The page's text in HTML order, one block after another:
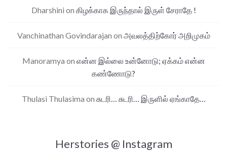
Dharshini on கிழக்காக இருந்தால் இருள் சேராதே !
Vanchinathan Govindarajan on அவலத்திற்கோர் அறிமுகம்
Manoramya on என்ன இல்லை உன்னோடு; ஏக்கம் என்ன
கண்ணோடு?
Thulasi Thulasima on சுடரி… சுடரி… இருளில் ஏங்காதே…
Herstories @ Instagram